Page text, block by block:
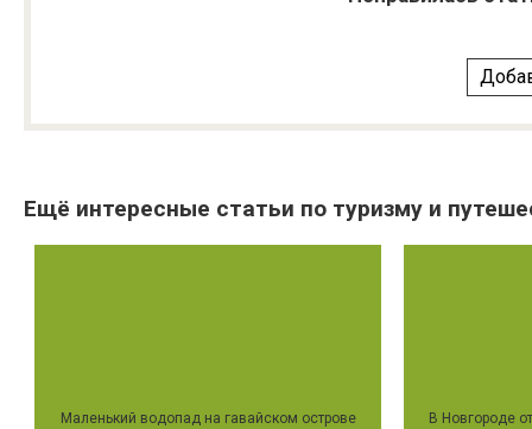
Ещё интересные статьи по туризму и
Маленький водопад на гавайском острове В Новгороде